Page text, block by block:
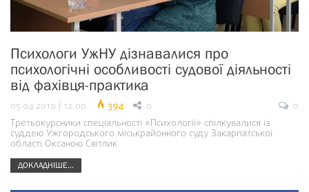
Психологи УжНУ дізнавалися про
психологічні особливості судової діяльності
від фахівця-практика
05.04.2019 | 12:00 394 0
0
Третьокурсники спеціальності «Психології» спілкувалися із
суддею Ужгородського міськрайонного суду Закарпатської
області Оксаною Світлик
ДОКЛАДНІШЕ...